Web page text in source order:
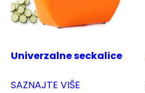
Univerzalne seckalice
SAZNAJTE VIŠE